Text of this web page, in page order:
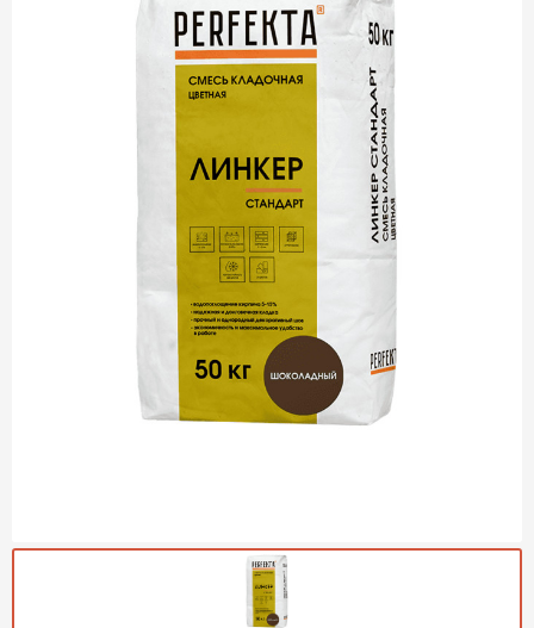
ПЕРЕЙТИ
Газобетон (ЕвроАэроБетон)
ПЕРЕЙТИ
Газобетон Аэрок
Газобетон Могилевский КСИ
ПЕРЕЙТИ
ПЕРЕЙТИ
Газобетон Могилевский КСИ
Газобетон Могилевский
Газобетон Poritep
Газобетон ДСК Грас
Газобетон ВКБлок